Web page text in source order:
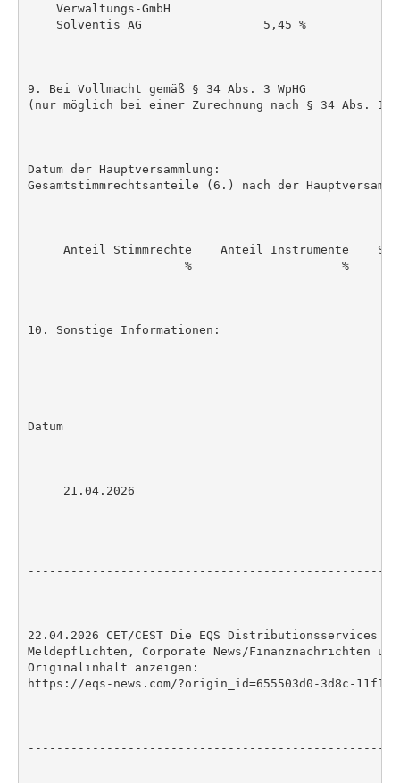
    Verwaltungs-GmbH
Solventis AG                 5,45 %
9. Bei Vollmacht gemäß § 34 Abs. 3 WpHG
(nur möglich bei einer Zurechnung nach § 34 Abs. 1
Datum der Hauptversammlung:
Gesamtstimmrechtsanteile (6.) nach der
Anteil Stimmrechte    Anteil Instrumente
%                     %
10. Sonstige Informationen:
Datum
     21.04.2026
22.04.2026 CET/CEST Die EQS Distributionsservices
Meldepflichten, Corporate News/Finanznachrichten
Originalinhalt anzeigen:
https://eqs-news.com/?origin_id=655503d0-3d8c-11f1-